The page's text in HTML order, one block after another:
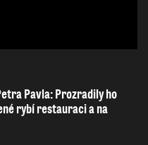
Pavla: Prozradily ho
rybí restauraci a na